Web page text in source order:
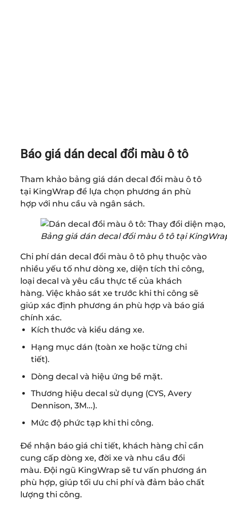
Báo giá dán decal đổi màu ô tô
Tham khảo bảng giá dán decal đổi màu ô tô
tại KingWrap để lựa chọn phương án phù
hợp với nhu cầu và ngân sách.
Bảng giá dán decal đổi màu ô tô tại
Chi phí dán decal đổi màu ô tô phụ thuộc vào
nhiều yếu tố như dòng xe, diện tích thi công,
loại decal và yêu cầu thực tế của khách
hàng. Việc khảo sát xe trước khi thi công sẽ
giúp xác định phương án phù hợp và báo giá
chính xác.
Kích thước và kiểu dáng xe.
Hạng mục dán (toàn xe hoặc từng chi
tiết).
Dòng decal và hiệu ứng bề mặt.
Thương hiệu decal sử dụng (CYS, Avery
Dennison, 3M...).
Mức độ phức tạp khi thi công.
Để nhận báo giá chi tiết, khách hàng chỉ cần
cung cấp dòng xe, đời xe và nhu cầu đổi
màu. Đội ngũ KingWrap sẽ tư vấn phương án
phù hợp, giúp tối ưu chi phí và đảm bảo chất
lượng thi công.